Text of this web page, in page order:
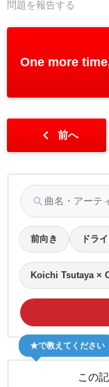
問題を報告する
One more
chevron_left 前へ
search
前向き ドラ
Koichi Tsutaya ×
この
★で教えてください